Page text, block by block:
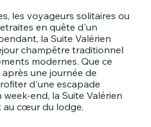
les voyageurs solitaires ou
en quête d'un
la Suite Valérien
champêtre traditionnel
modernes. Que ce
une journée de
d'une escapade
end, la Suite Valérien
au cœur du lodge.